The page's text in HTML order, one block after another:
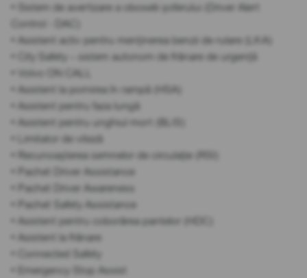
• Sistem de avertizare a oboselii șoferului (Driver Alert
Control - DAC)
• Asistent activ pentru menținerea benzii de rulare (LKA)
• City Safety – sistem autonom de frânare de urgență
• Volvo ON CALL
• Asistent la pornirea în rampă (HSA)
• Asistent pentru faza lungă
• Asistent pentru unghiul mort (BLIS)
• Limitator de viteză
• Recunoașterea semnelor de circulație (RSI)
• Pachet Driver Assistance
• Pachet Driver Awareness
• Pachet Safety Assistance
• Asistent pentru coborârea pantelor (HDC)
• Asistent la frânare
• Connected Safety
• Emergency Stop Assist